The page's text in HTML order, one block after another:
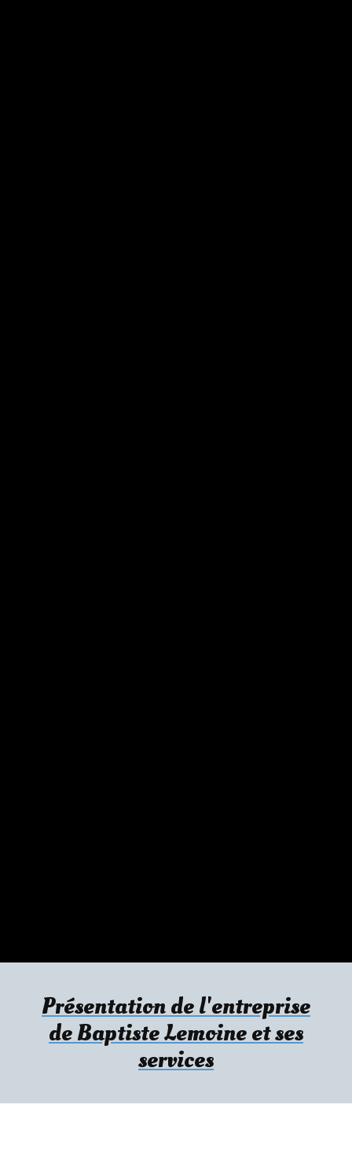
Présentation de l'entreprise
de Baptiste Lemoine et ses
services